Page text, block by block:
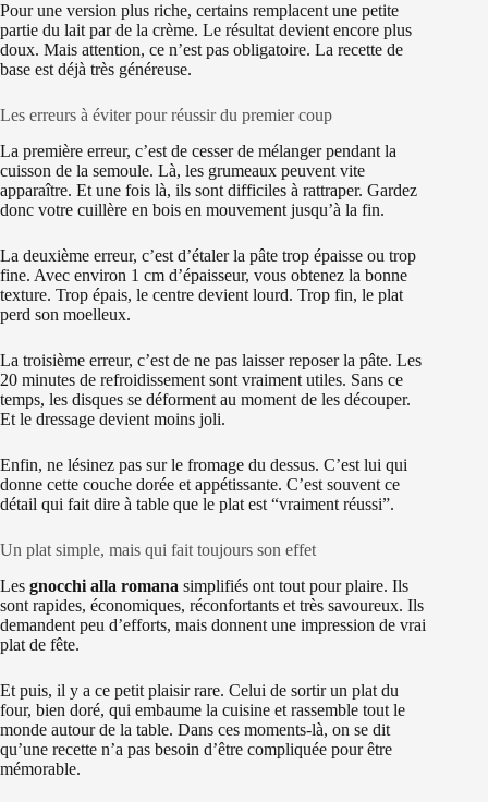
Pour une version plus riche, certains remplacent une petite
partie du lait par de la crème. Le résultat devient encore plus
doux. Mais attention, ce n’est pas obligatoire. La recette de
base est déjà très généreuse.
Les erreurs à éviter pour réussir du premier coup
La première erreur, c’est de cesser de mélanger pendant la
cuisson de la semoule. Là, les grumeaux peuvent vite
apparaître. Et une fois là, ils sont difficiles à rattraper. Gardez
donc votre cuillère en bois en mouvement jusqu’à la fin.
La deuxième erreur, c’est d’étaler la pâte trop épaisse ou trop
fine. Avec environ 1 cm d’épaisseur, vous obtenez la bonne
texture. Trop épais, le centre devient lourd. Trop fin, le plat
perd son moelleux.
La troisième erreur, c’est de ne pas laisser reposer la pâte. Les
20 minutes de refroidissement sont vraiment utiles. Sans ce
temps, les disques se déforment au moment de les découper.
Et le dressage devient moins joli.
Enfin, ne lésinez pas sur le fromage du dessus. C’est lui qui
donne cette couche dorée et appétissante. C’est souvent ce
détail qui fait dire à table que le plat est “vraiment réussi”.
Un plat simple, mais qui fait toujours son effet
Les gnocchi alla romana simplifiés ont tout pour plaire. Ils
sont rapides, économiques, réconfortants et très savoureux. Ils
demandent peu d’efforts, mais donnent une impression de vrai
plat de fête.
Et puis, il y a ce petit plaisir rare. Celui de sortir un plat du
four, bien doré, qui embaume la cuisine et rassemble tout le
monde autour de la table. Dans ces moments-là, on se dit
qu’une recette n’a pas besoin d’être compliquée pour être
mémorable.